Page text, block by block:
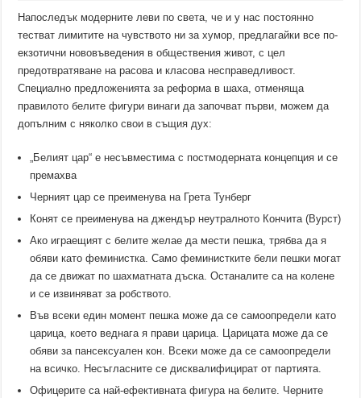
на
постмодерния
шах
Напоследък модерните леви по света, че и у нас постоянно
тестват лимитите на чувството ни за хумор, предлагайки все по-
екзотични нововъведения в обществения живот, с цел
предотвратяване на расова и класова несправедливост.
Специално предложенията за реформа в шаха, отменяща
правилото белите фигури винаги да започват първи, можем да
допълним с няколко свои в същия дух:
„Белият цар“ е несъвместима с постмодерната концепция и се
премахва
Черният цар се преименува на Грета Тунберг
Конят се преименува на джендър неутралното Кончита (Вурст)
Ако играещият с белите желае да мести пешка, трябва да я
обяви като феминистка. Само феминистките бели пешки могат
да се движат по шахматната дъска. Останалите са на колене
и се извиняват за робството.
Във всеки един момент пешка може да се самоопредели като
царица, което веднага я прави царица. Царицата може да се
обяви за пансексуален кон. Всеки може да се самоопредели
на всичко. Несъгласните се дисквалифицират от партията.
Офицерите са най-ефективната фигура на белите. Черните